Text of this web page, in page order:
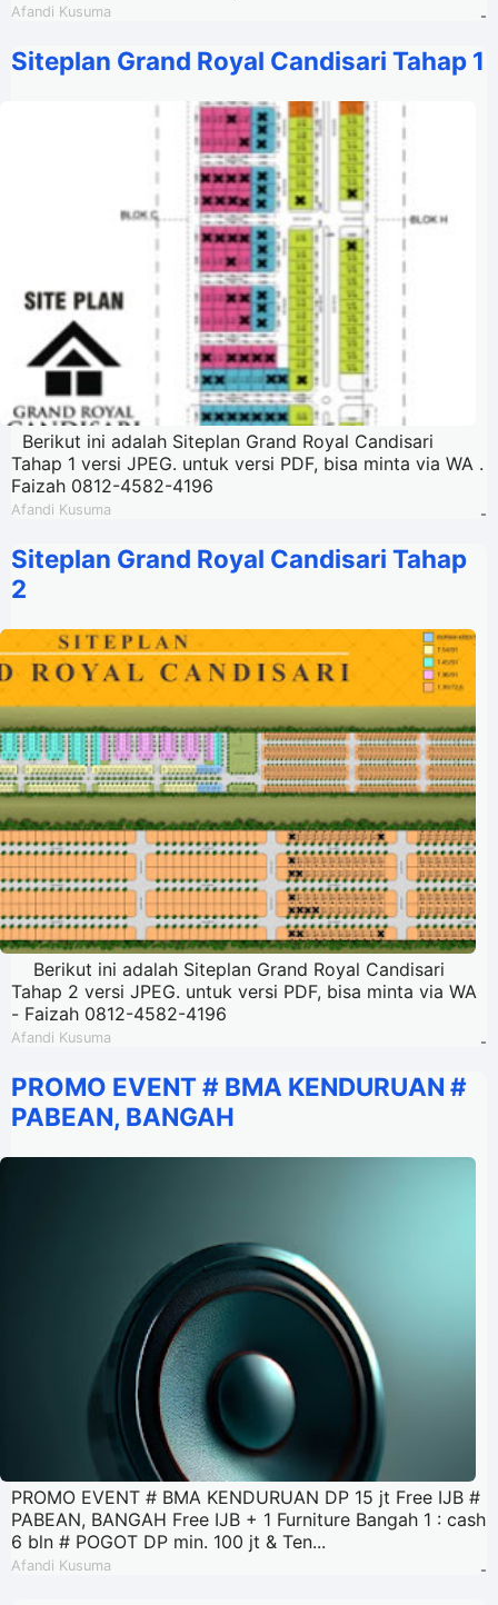
Afandi Kusuma -
Siteplan Grand Royal Candisari Tahap 1
Berikut ini adalah Siteplan Grand Royal Candisari
Tahap 1 versi JPEG. untuk versi PDF, bisa minta via WA .
Faizah 0812-4582-4196
Afandi Kusuma -
Siteplan Grand Royal Candisari Tahap
2
Berikut ini adalah Siteplan Grand Royal Candisari
Tahap 2 versi JPEG. untuk versi PDF, bisa minta via WA
- Faizah 0812-4582-4196
Afandi Kusuma -
PROMO EVENT # BMA KENDURUAN #
PABEAN, BANGAH
PROMO EVENT # BMA KENDURUAN DP 15 jt Free IJB #
PABEAN, BANGAH Free IJB + 1 Furniture Bangah 1 : cash
6 bln # POGOT DP min. 100 jt & Ten...
Afandi Kusuma -